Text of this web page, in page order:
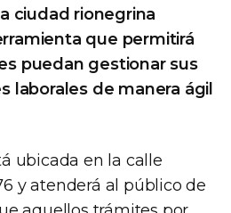
ciudad rionegrina
que permitirá
puedan gestionar sus
laborales de manera ágil
ubicada en la calle
y atenderá al público de